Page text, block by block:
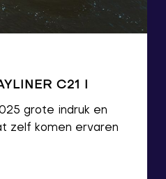
C21 I
grote indruk en
zelf komen ervaren